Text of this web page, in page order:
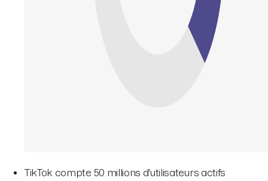
TikTok compte 50 millions d'utilisateurs actifs